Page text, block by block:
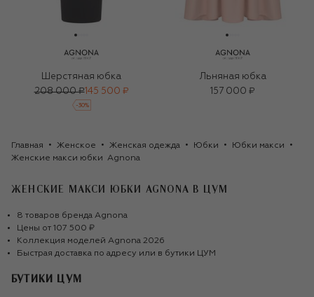
Шерстяная юбка
208 000 ₽145 500 ₽
-30%
Льняная юбка
157 000 ₽
Главная Женское Женская одежда Юбки
Юбки макси
Женские макси юбки  Agnona
ЖЕНСКИЕ МАКСИ ЮБКИ AGNONA В ЦУМ
8 товаров бренда Agnona
Цены от 107 500 ₽
Коллекция моделей Agnona 2026
Быстрая доставка по адресу или в бутики ЦУМ
БУТИКИ ЦУМ